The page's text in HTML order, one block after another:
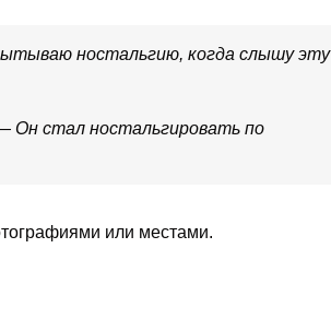
ностальгию, когда слышу эту
Он стал ностальгировать по
или местами.